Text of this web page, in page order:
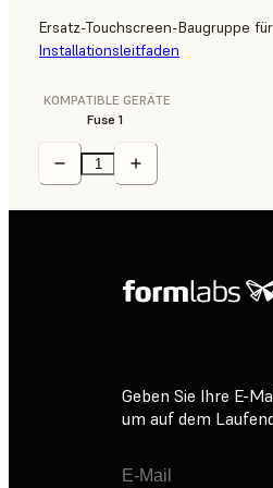
Ersatz-Touchscreen-Baugruppe
Installationsleitfaden
KOMPATIBLE GERÄTE
Fuse 1
Geben Sie Ihre E-
um auf dem